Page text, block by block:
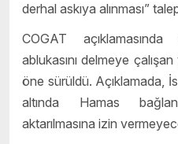
derhal askıya alınması”
COGAT
ablukasını delmeye
öne sürüldü. Açıklamada,
altında Hamas
aktarılmasına izin